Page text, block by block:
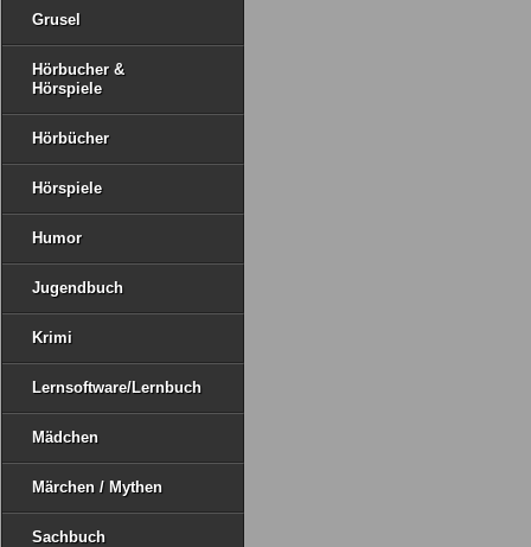
Grusel
Hörbucher &
Hörspiele
Hörbücher
Hörspiele
Humor
Jugendbuch
Krimi
Lernsoftware/Lernbuch
Mädchen
Märchen / Mythen
Sachbuch